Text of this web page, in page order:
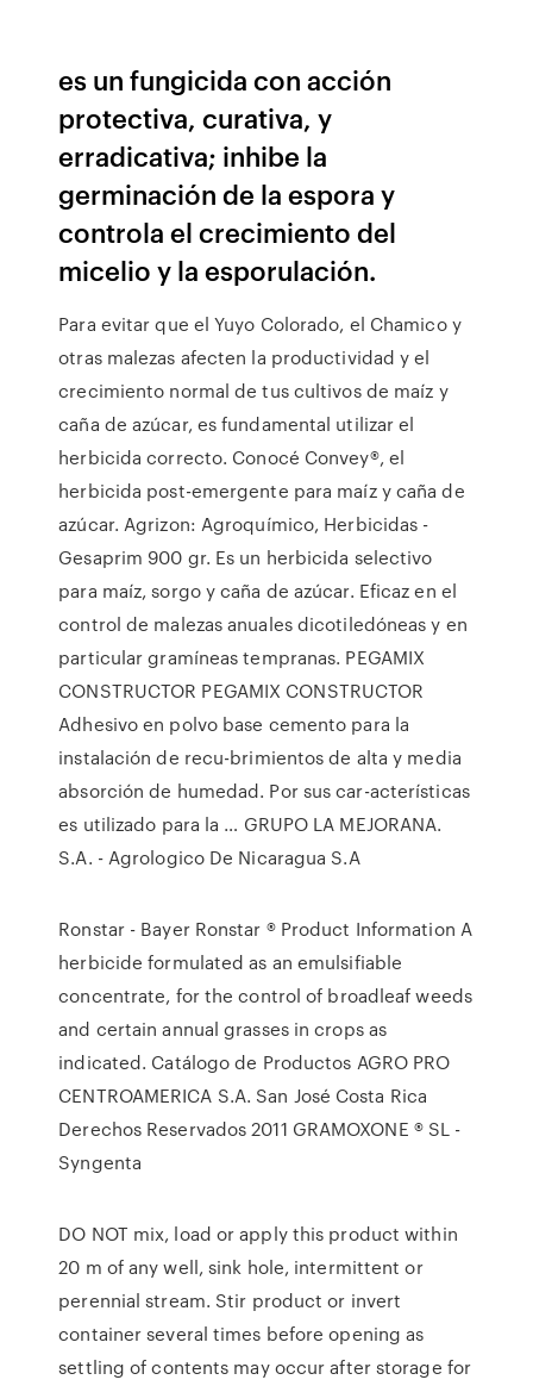
es un fungicida con acción
protectiva, curativa, y
erradicativa; inhibe la
germinación de la espora y
controla el crecimiento del
micelio y la esporulación.
Para evitar que el Yuyo Colorado, el Chamico y
otras malezas afecten la productividad y el
crecimiento normal de tus cultivos de maíz y
caña de azúcar, es fundamental utilizar el
herbicida correcto. Conocé Convey®, el
herbicida post-emergente para maíz y caña de
azúcar. Agrizon: Agroquímico, Herbicidas -
Gesaprim 900 gr. Es un herbicida selectivo
para maíz, sorgo y caña de azúcar. Eficaz en el
control de malezas anuales dicotiledóneas y en
particular gramíneas tempranas. PEGAMIX
CONSTRUCTOR PEGAMIX CONSTRUCTOR
Adhesivo en polvo base cemento para la
instalación de recu-brimientos de alta y media
absorción de humedad. Por sus car-acterísticas
es utilizado para la … GRUPO LA MEJORANA.
S.A. - Agrologico De Nicaragua S.A
Ronstar - Bayer Ronstar ® Product Information A
herbicide formulated as an emulsifiable
concentrate, for the control of broadleaf weeds
and certain annual grasses in crops as
indicated. Catálogo de Productos AGRO PRO
CENTROAMERICA S.A. San José Costa Rica
Derechos Reservados 2011 GRAMOXONE ® SL -
Syngenta
DO NOT mix, load or apply this product within
20 m of any well, sink hole, intermittent or
perennial stream. Stir product or invert
container several times before opening as
settling of contents may occur after storage for